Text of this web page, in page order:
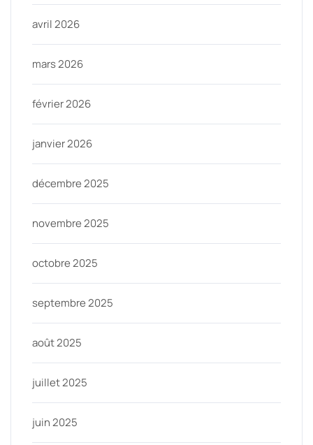
avril 2026
mars 2026
février 2026
janvier 2026
décembre 2025
novembre 2025
octobre 2025
septembre 2025
août 2025
juillet 2025
juin 2025